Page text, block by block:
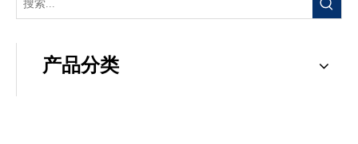
产品分类